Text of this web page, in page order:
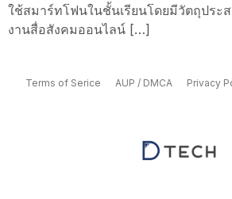
ใช้สมาร์ทโฟนในชั้นเรียนโดยมีวัตถุประ
งานสื่อสังคมออนไลน์ […]
Terms of Serice AUP / DMCA Privacy